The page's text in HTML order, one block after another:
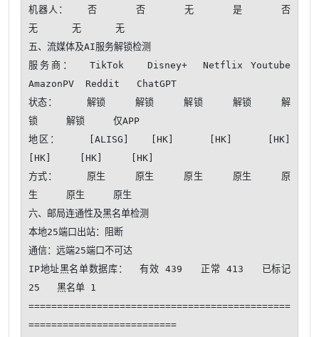
机器人：   否      否      无      是      否
无      无      无
五、流媒体及AI服务解锁检测
服务商：  TikTok   Disney+  Netflix Youtube
AmazonPV  Reddit   ChatGPT
状态：     解锁     解锁     解锁     解锁     解
锁     解锁     仅APP
地区：    [ALISG]   [HK]     [HK]     [HK]
[HK]     [HK]     [HK]
方式：     原生     原生     原生     原生     原
生     原生     原生
六、邮局连通性及黑名单检测
本地25端口出站：阻断
通信：远端25端口不可达​
IP地址黑名单数据库：  有效 439   正常 413   已标记
25   黑名单 1
==============================================
==========================